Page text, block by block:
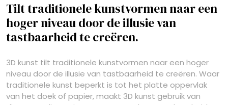
Tilt traditionele kunstvormen naar een
hoger niveau door de illusie van
tastbaarheid te creëren.
3D kunst tilt traditionele kunstvormen naar een hoger
niveau door de illusie van tastbaarheid te creëren. Waar
traditionele kunst beperkt is tot het platte oppervlak
van het doek of papier, maakt 3D kunst gebruik van